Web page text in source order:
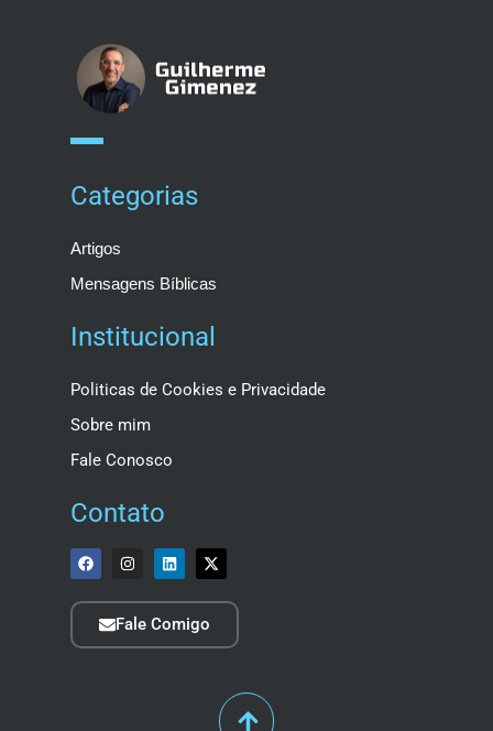
Categorias
Artigos
Mensagens Bíblicas
Institucional
Politicas de Cookies e Privacidade
Sobre mim
Fale Conosco
Contato
Fale Comigo